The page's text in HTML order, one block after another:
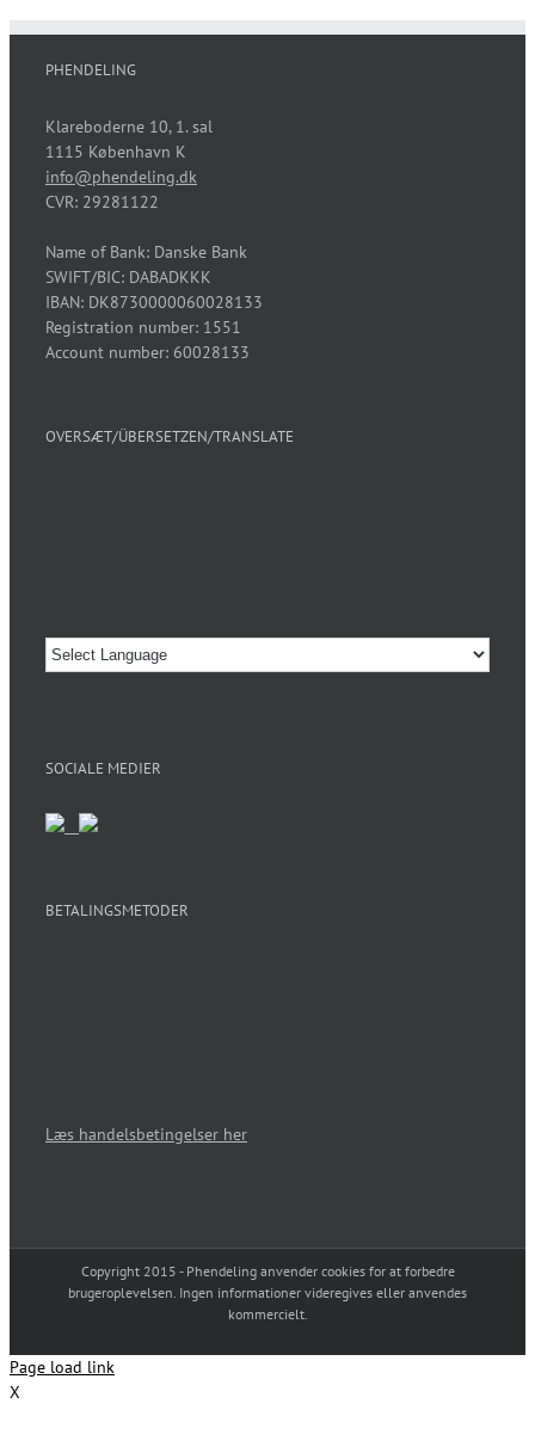
PHENDELING
Klareboderne 10, 1. sal
1115 København K
info@phendeling.dk
CVR: 29281122
Name of Bank: Danske Bank
SWIFT/BIC: DABADKKK
IBAN: DK8730000060028133
Registration number: 1551
Account number: 60028133
OVERSÆT/ÜBERSETZEN/TRANSLATE
SOCIALE MEDIER
BETALINGSMETODER
Læs handelsbetingelser her
Copyright 2015 - Phendeling anvender cookies for at forbedre
brugeroplevelsen. Ingen informationer videregives eller anvendes
kommercielt.
Page load link
X